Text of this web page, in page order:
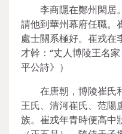
李商隱在鄭州閑居
請他到華州幕府任職。
處士關系極好。崔戎在
才幹：“丈人博陵王名
平公詩》）
在唐朝，博陵崔氏
王氏、清河崔氏、范陽
族。崔戎年青時便高中